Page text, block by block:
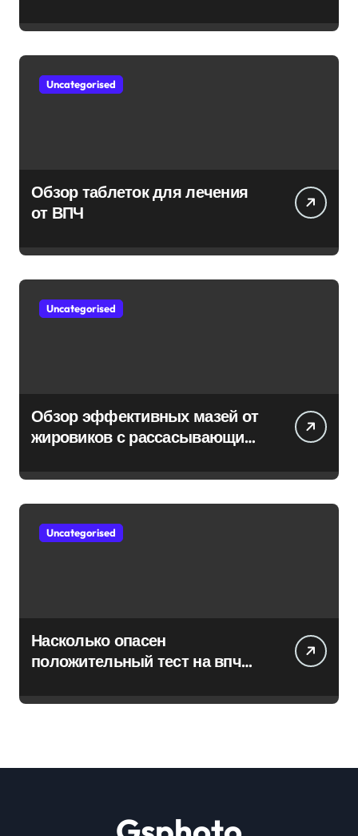
Uncategorised
Обзор таблеток для лечения
от ВПЧ
Uncategorised
Обзор эффективных мазей от
жировиков с рассасывающим
Uncategorised
Насколько опасен
положительный тест на впч